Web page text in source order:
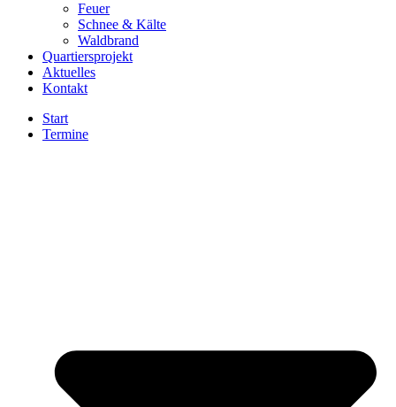
Feuer
Schnee & Kälte
Waldbrand
Quartiersprojekt
Aktuelles
Kontakt
Start
Termine